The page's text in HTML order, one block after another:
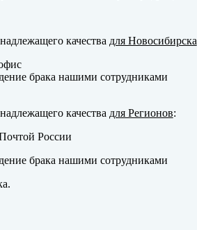
качества для Новосибирска
брака нашими сотрудниками
качества для Регионов:
России
брака нашими сотрудниками